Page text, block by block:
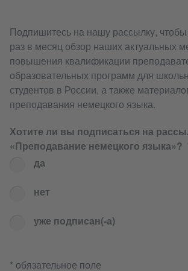
Подпишитесь на нашу рассылку, чтобы
раз в месяц обзор наших актуальных
повышения квалификации
образовательных программ для
студентов в России, а также
преподавания немецкого языка.
Хотите ли вы подписаться на
«Преподавание немецкого языка»?
да
нет
уже подписан(-а)
* обязательное поле